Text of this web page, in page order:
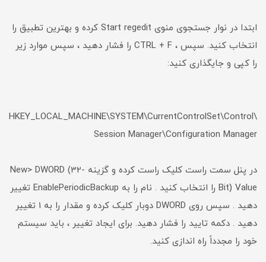
ابتدا در نوار جستجوی منوی Start regedit کرده و بهترین تطبیق را
انتخاب کنید. سپس ، CTRL + F را فشار دهید ، سپس موارد زیر
را کپی و جایگذاری کنید:
HKEY_LOCAL_MACHINE\SYSTEM\CurrentControlSet\Control\
Session Manager\Configuration Manager
در پنل سمت راست کلیک راست کرده و گزینه New> DWORD (32-
Bit) Value را انتخاب کنید . نام را به EnablePeriodicBackup تغییر
دهید . سپس روی DWORD دوبار کلیک کرده و مقدار را به 1 تغییر
دهید . دکمه تایید را فشار دهید. برای ایجاد تغییر ، باید سیستم
خود را مجدداً راه اندازی کنید.